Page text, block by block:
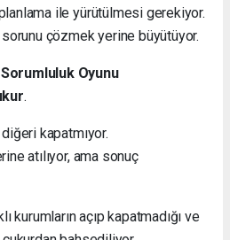
ile yürütülmesi gerekiyor.
çözmek yerine büyütüyor.
Oyunu
.
kapatmıyor.
atılıyor, ama sonuç
kurumların açıp kapatmadığı ve